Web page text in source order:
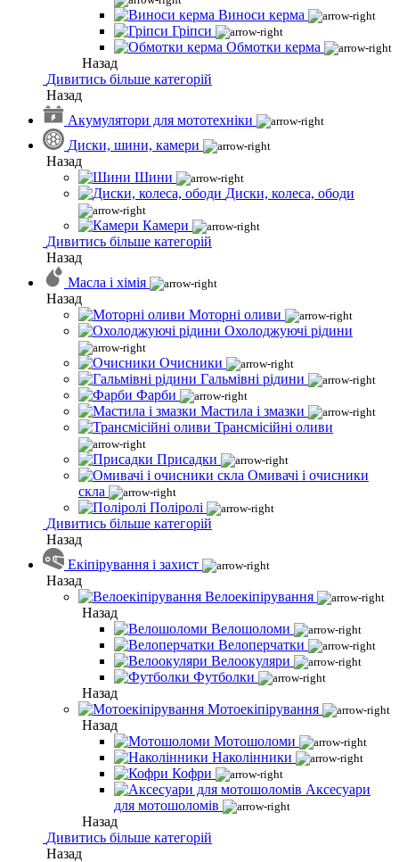
Виноси керма
Гріпси
Обмотки керма
Назад
Дивитись більше категорій
Назад
Акумулятори для мототехніки
Диски, шини, камери
Назад
Шини
Диски, колеса, ободи
Камери
Дивитись більше категорій
Назад
Масла і хімія
Назад
Моторні оливи
Охолоджуючі рідини
Очисники
Гальмівні рідини
Фарби
Мастила і змазки
Трансмісійні оливи
Присадки
Омивачі і очисники
скла
Поліролі
Дивитись більше категорій
Назад
Екіпірування і захист
Назад
Велоекіпірування
Назад
Велошоломи
Велоперчатки
Велоокуляри
Футболки
Назад
Мотоекіпірування
Назад
Мотошоломи
Наколінники
Кофри
Аксесуари
для мотошоломів
Назад
Дивитись більше категорій
Назад